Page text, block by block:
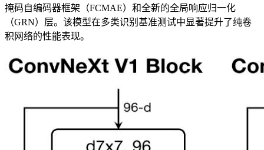
掩码自编码器框架（FCMAE）和全新的全局响应归一化
（GRN）层。该模型在多类识别基准测试中显著提升了纯卷
积网络的性能表现。